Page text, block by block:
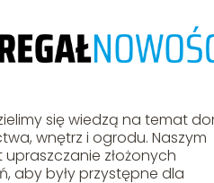
się wiedzą na temat
wnętrz i ogrodu. Naszym
upraszczanie złożonych
aby były przystępne dla